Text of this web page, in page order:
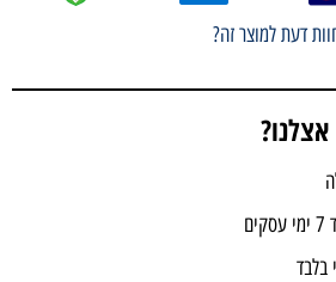
דעת למוצר זה?
בלבד